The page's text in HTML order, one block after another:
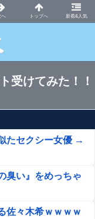
新着&人気
報VIP
受けてみた！！
たセクシー女優 →
臭い』をめっちゃ
佐々木希ｗｗｗｗ